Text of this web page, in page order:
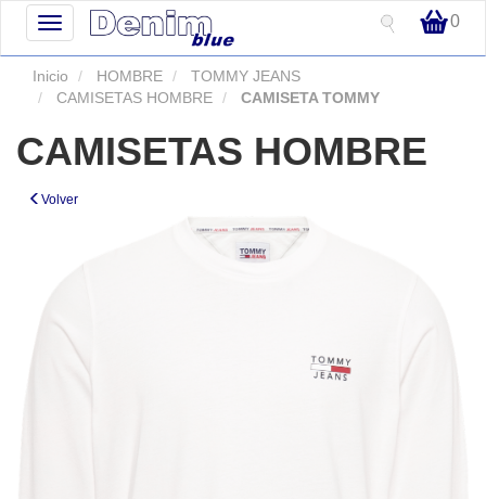
0
Toggle
Inicio HOMBRE
TOMMY JEANS
CAMISETAS HOMBRE
CAMISETA TOMMY
CAMISETAS HOMBRE
Volver